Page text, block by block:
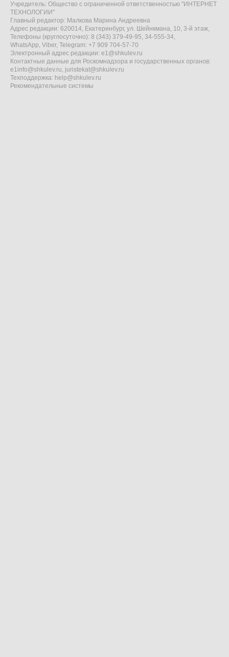
Учредитель: Общество с ограниченной ответственностью "ИНТЕРНЕТ
ТЕХНОЛОГИИ"
Главный редактор: Малкова Марина Андреевна
Адрес редакции: 620014, Екатеринбург, ул. Шейнкмана, 10, 3-й этаж,
Телефоны (круглосуточно): 8 (343) 379-49-95, 34-555-34,
WhatsApp, Viber, Telegram: +7 909 704-57-70
Электронный адрес редакции: e1@shkulev.ru
Контактные данные для Роскомнадзора и государственных органов:
e1info@shkulev.ru, juristekat@shkulev.ru
Техподдержка: help@shkulev.ru
Рекомендательные системы